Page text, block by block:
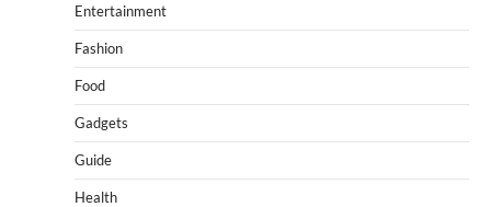
Entertainment
Fashion
Food
Gadgets
Guide
Health